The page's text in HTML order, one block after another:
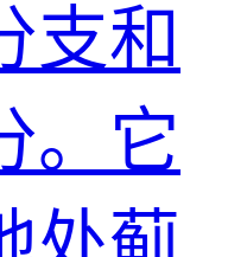
支和
。它